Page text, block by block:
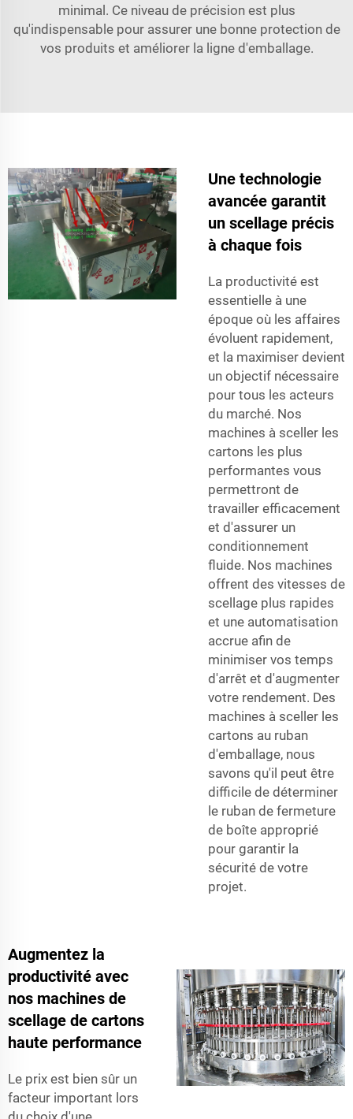
minimal. Ce niveau de précision est plus
qu'indispensable pour assurer une bonne protection de
vos produits et améliorer la ligne d'emballage.
Une technologie
avancée garantit
un scellage précis
à chaque fois
La productivité est
essentielle à une
époque où les affaires
évoluent rapidement,
et la maximiser devient
un objectif nécessaire
pour tous les acteurs
du marché. Nos
machines à sceller les
cartons les plus
performantes vous
permettront de
travailler efficacement
et d'assurer un
conditionnement
fluide. Nos machines
offrent des vitesses de
scellage plus rapides
et une automatisation
accrue afin de
minimiser vos temps
d'arrêt et d'augmenter
votre rendement. Des
machines à sceller les
cartons au ruban
d'emballage, nous
savons qu'il peut être
difficile de déterminer
le ruban de fermeture
de boîte approprié
pour garantir la
sécurité de votre
projet.
Augmentez la
productivité avec
nos machines de
scellage de cartons
haute performance
Le prix est bien sûr un
facteur important lors